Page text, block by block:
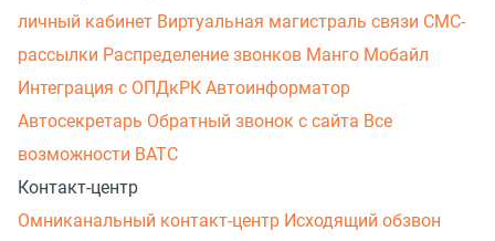
личный кабинет Виртуальная магистраль связи СМС-
рассылки Распределение звонков Манго Мобайл
Интеграция с ОПДкРК Автоинформатор
Автосекретарь Обратный звонок с сайта Все
возможности ВАТС
Контакт-центр
Омниканальный контакт-центр Исходящий обзвон